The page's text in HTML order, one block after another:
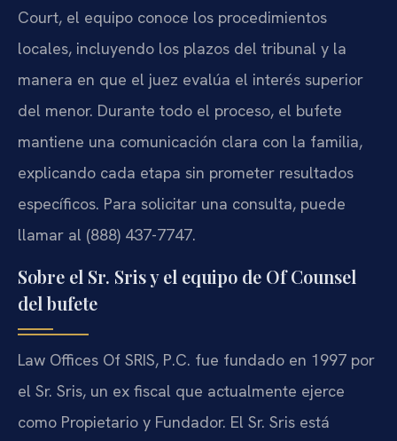
Court, el equipo conoce los procedimientos
locales, incluyendo los plazos del tribunal y la
manera en que el juez evalúa el interés superior
del menor. Durante todo el proceso, el bufete
mantiene una comunicación clara con la familia,
explicando cada etapa sin prometer resultados
específicos. Para solicitar una consulta, puede
llamar al (888) 437-7747.
Sobre el Sr. Sris y el equipo de Of Counsel
del bufete
Law Offices Of SRIS, P.C. fue fundado en 1997 por
el Sr. Sris, un ex fiscal que actualmente ejerce
como Propietario y Fundador. El Sr. Sris está